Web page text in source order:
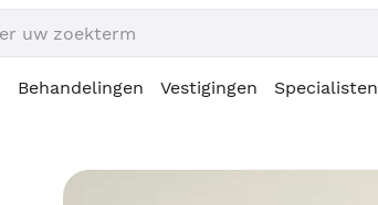
Behandelingen Vestigingen Specialisten